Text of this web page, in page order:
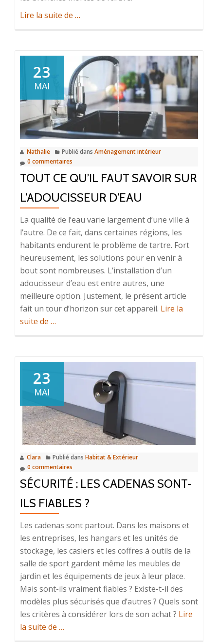
Lire la suite de à
un
travail
indispensable
pour
un
meilleur
entretien
des
verts
…
23
MAI
Nathalie Publié dans Aménagement intérieur
0 commentaires
TOUT CE QU’IL FAUT SAVOIR SUR
L’ADOUCISSEUR D’EAU
La qualité de l’eau varie largement d’une ville à
l’autre. De ce fait, dans certaines régions, les
habitants endurent le problème de tartre. Fort
heureusement, les solutions pour en venir à
bout sont nombreuses. L’installation d’un
adoucisseur d’eau est entre autres, une
meilleure option. Justement, le présent article
fait un tour d’horizon sur cet appareil. Lire la
suite de à
qu’il
sur
l’adoucisseur
d’eau
…
23
MAI
Clara Publié dans Habitat & Extérieur
0 commentaires
SÉCURITÉ : LES CADENAS SONT-
ILS FIABLES ?
Les cadenas sont partout. Dans les maisons et
les entreprises, les hangars et les unités de
stockage, les casiers et les coffres à outils de la
salle de sport gardent même les meubles de
jardin et les équipements de jeux à leur place.
Mais sont-ils vraiment fiables ? Existe-t-il des
modèles plus sécurisés que d’autres ? Quels sont
les critères à considérer lors de son achat ? Lire
la suite de à
…